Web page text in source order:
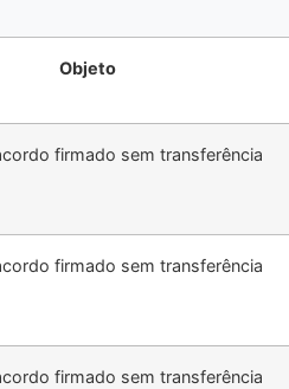
Objeto
firmado sem transferência
firmado sem transferência
firmado sem transferência